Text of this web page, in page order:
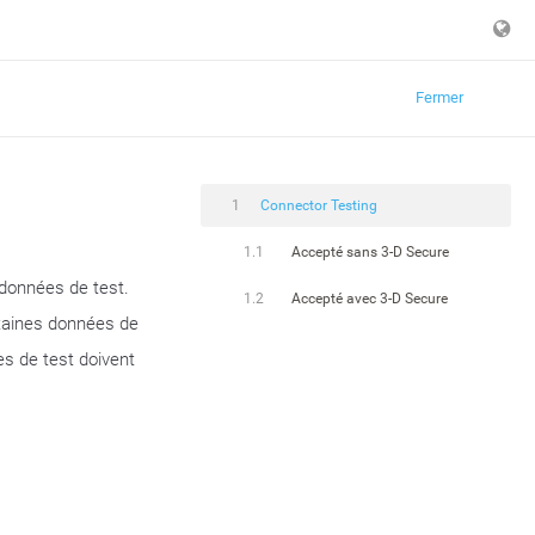
Fermer
de test.
données de
de test doivent
1 Connector Testing
1.1 Accepté sans 3-D Secure
1.2 Accepté avec 3-D Secure